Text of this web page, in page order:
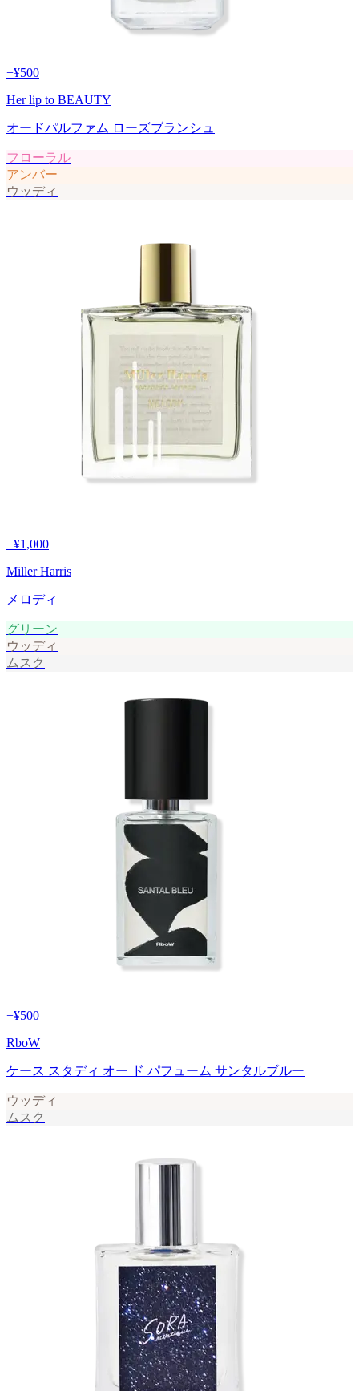
+¥500
Her lip to BEAUTY
オードパルファム ローズブランシュ
フローラル
アンバー
ウッディ
+¥1,000
Miller Harris
メロディ
グリーン
ウッディ
ムスク
+¥500
RboW
ケース スタディ オー ド パフューム サンタルブルー
ウッディ
ムスク